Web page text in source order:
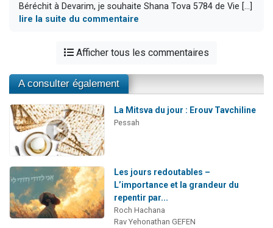
Béréchit à Devarim, je souhaite Shana Tova 5784 de Vie [...]
lire la suite du commentaire
Afficher tous les commentaires
A consulter également
La Mitsva du jour : Erouv Tavchiline
Pessah
Les jours redoutables –
L’importance et la grandeur du
repentir par...
Roch Hachana
Rav Yehonathan GEFEN